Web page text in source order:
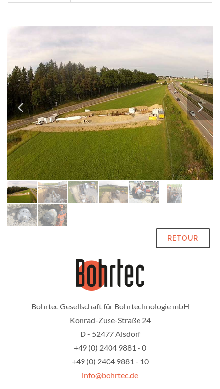
RETOUR
Bohrtec Gesellschaft für Bohrtechnologie mbH
Konrad-Zuse-Straße 24
D - 52477 Alsdorf
+49 (0) 2404 9881 - 0
+49 (0) 2404 9881 - 10
info@bohrtec.de